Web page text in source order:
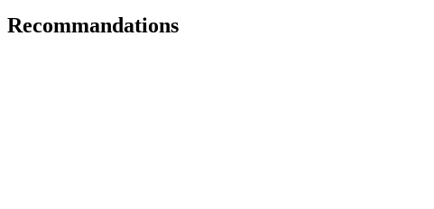
Recommandations